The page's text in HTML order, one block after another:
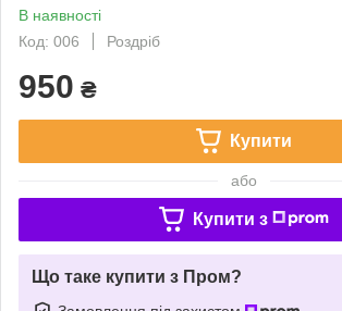
В наявності
Код: 006
Роздріб
950 ₴
Купити
або
Купити з
Що таке купити з Пром?